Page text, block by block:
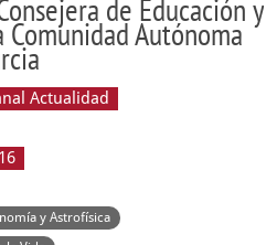
de Educación y
Autónoma
Actualidad
y Astrofísica